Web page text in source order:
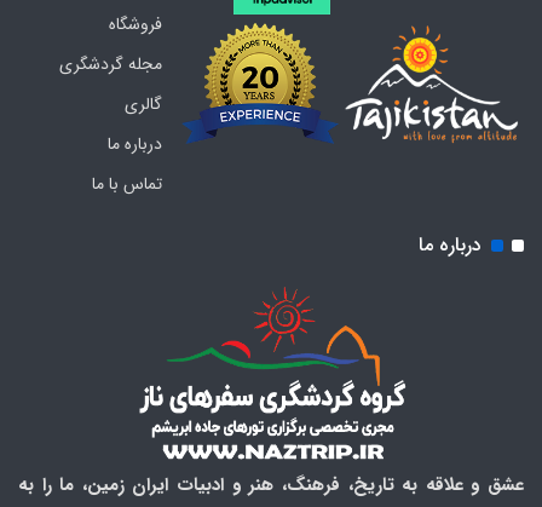
فروشگاه
مجله گردشگری
گالری
درباره ما
تماس با ما
درباره ما
عشق و علاقه به تاریخ، فرهنگ، هنر و ادبیات ایران زمین، ما را به